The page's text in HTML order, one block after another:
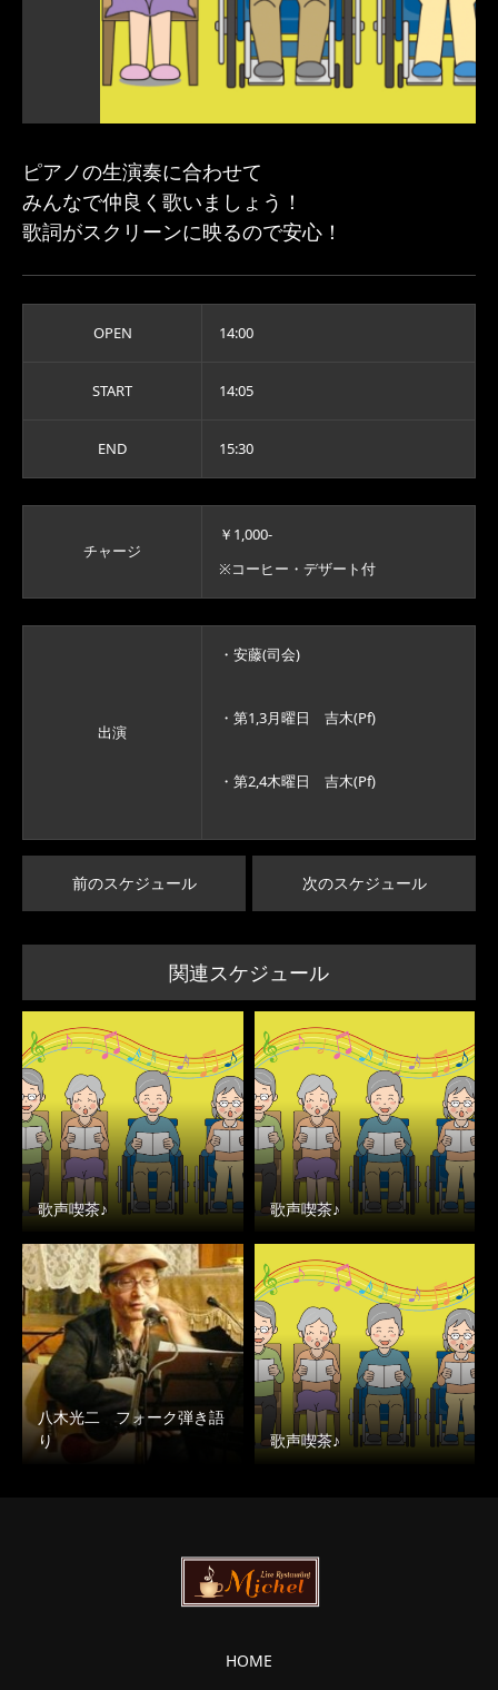
ピアノの生演奏に合わせて
みんなで仲良く歌いましょう！
歌詞がスクリーンに映るので安心！
OPEN 14:00
START 14:05
END 15:30
チャージ
￥1,000-
※コーヒー・デザート付
出演
・安藤(司会)
・第1,3月曜日 吉木(Pf)
・第2,4木曜日 吉木(Pf)
前のスケジュール 次のスケジュール
関連スケジュール
歌声喫茶♪ 歌声喫茶♪
八木光二 フォーク弾き語
り
歌声喫茶♪
HOME